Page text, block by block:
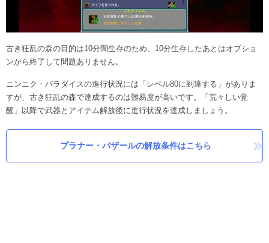
古き狂乱の森の目的は10分間生存のため、10分生存したあとはオプショ
ンから終了して問題ありません。
ニンニク・パラダイスの進行状況には「レベル80に到達する」がありま
すが、古き狂乱の森で達成するのは難易度が高いです。「荒々しい覚
醒」以降で武器とアイテム解放後に進行状況を達成しましょう。
プラナー・バザールの解放条件はこちら